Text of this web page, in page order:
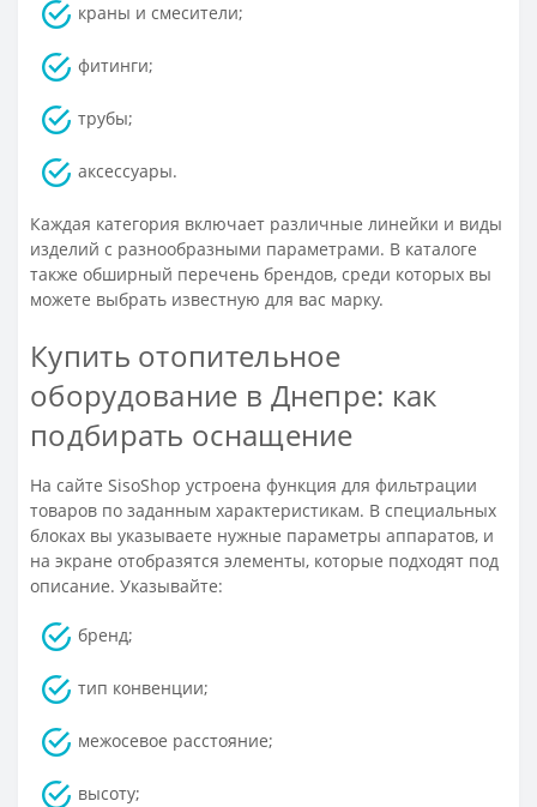
краны и смесители;
фитинги;
трубы;
аксессуары.
Каждая категория включает различные линейки и виды
изделий с разнообразными параметрами. В каталоге
также обширный перечень брендов, среди которых вы
можете выбрать известную для вас марку.
Купить отопительное
оборудование в Днепре: как
подбирать оснащение
На сайте SisoShop устроена функция для фильтрации
товаров по заданным характеристикам. В специальных
блоках вы указываете нужные параметры аппаратов, и
на экране отобразятся элементы, которые подходят под
описание. Указывайте:
бренд;
тип конвенции;
межосевое расстояние;
высоту;